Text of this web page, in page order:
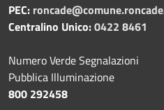
PEC:
Centralino Unico:0422 8461
Numero Verde Segnalazioni
Pubblica Illuminazione
800 292458